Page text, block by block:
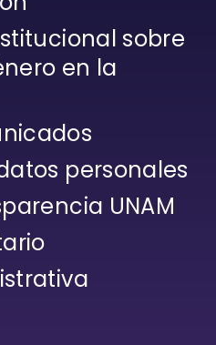
sobre
en la
personales
UNAM